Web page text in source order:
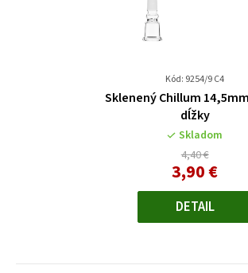
Kód: 9254/9 C4
Sklenený Chillum
dĺžky
Skladom
4,40 €
3,90 €
DETAIL